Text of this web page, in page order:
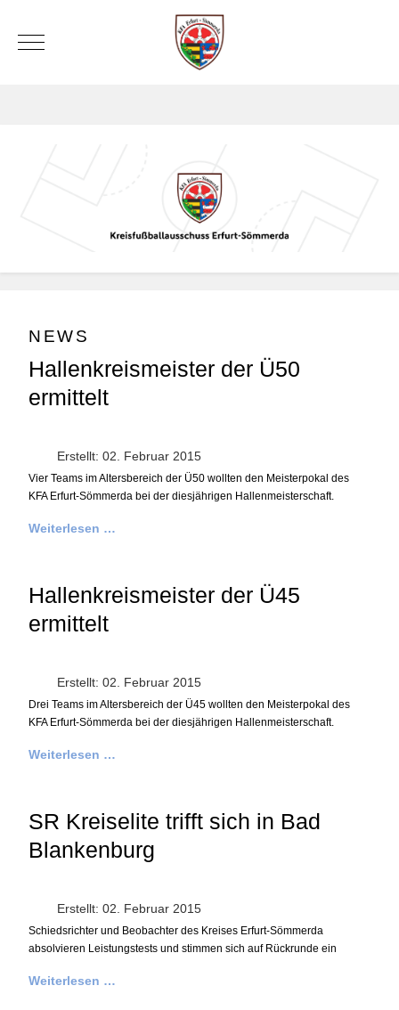
Mobile Menu Toggle
NEWS
Hallenkreismeister der Ü50
ermittelt
Erstellt: 02. Februar 2015
Vier Teams im Altersbereich der Ü50 wollten den Meisterpokal des
KFA Erfurt-Sömmerda bei der diesjährigen Hallenmeisterschaft.
Weiterlesen …
Hallenkreismeister der Ü45
ermittelt
Erstellt: 02. Februar 2015
Drei Teams im Altersbereich der Ü45 wollten den Meisterpokal des
KFA Erfurt-Sömmerda bei der diesjährigen Hallenmeisterschaft.
Weiterlesen …
SR Kreiselite trifft sich in Bad
Blankenburg
Erstellt: 02. Februar 2015
Schiedsrichter und Beobachter des Kreises Erfurt-Sömmerda
absolvieren Leistungstests und stimmen sich auf Rückrunde ein
Weiterlesen …